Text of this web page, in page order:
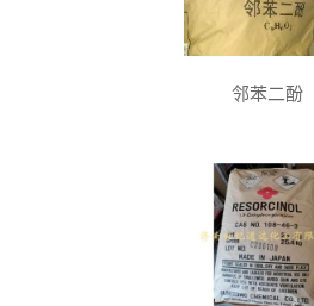
邻苯二酚